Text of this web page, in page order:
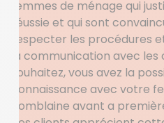
femmes de ménage qui
réussie et qui sont
respecter les procédures
la communication avec les
souhaitez, vous avez la
connaissance avec votre
Tomblaine avant a